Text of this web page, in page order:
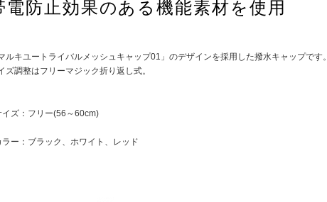
電防止効果のある機能素材を使用
ルキユートライバルメッシュキャップ01」のデザインを採用した撥水キャップです。
ズ調整はフリーマジック折り返し式。
イズ：フリー(56～60cm)
ラー：ブラック、ホワイト、レッド